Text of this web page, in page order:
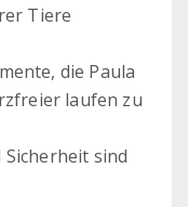
Tiere
die Paula
laufen zu
sind